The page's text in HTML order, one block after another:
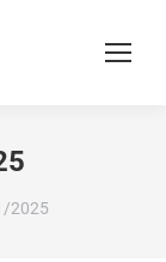
2025